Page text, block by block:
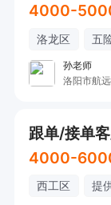
4000-
洛龙区 五
孙老师
洛阳市航
跟单/接单
4000-
西工区 提